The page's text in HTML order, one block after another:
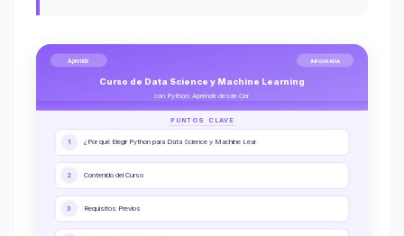
Aprende INFOGRAFIA
Curso de Data Science y Machine Learning
con Python: Aprende desde Cer
PUNTOS CLAVE
1 ¿Por qué Elegir Python para Data Science y Machine Lear
2 Contenido del Curso
3 Requisitos Previos